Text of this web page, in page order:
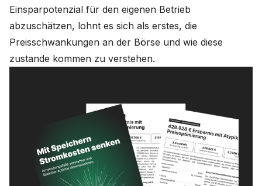
Einsparpotenzial für den eigenen Betrieb
abzuschätzen, lohnt es sich als erstes, die
Preisschwankungen an der Börse und wie diese
zustande kommen zu verstehen.